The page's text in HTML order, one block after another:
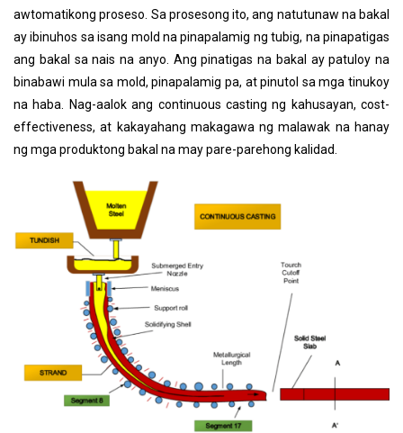
awtomatikong proseso. Sa prosesong ito, ang natutunaw na bakal
ay ibinuhos sa isang mold na pinapalamig ng tubig, na pinapatigas
ang bakal sa nais na anyo. Ang pinatigas na bakal ay patuloy na
binabawi mula sa mold, pinapalamig pa, at pinutol sa mga tinukoy
na haba. Nag-aalok ang continuous casting ng kahusayan, cost-
effectiveness, at kakayahang makagawa ng malawak na hanay
ng mga produktong bakal na may pare-parehong kalidad.